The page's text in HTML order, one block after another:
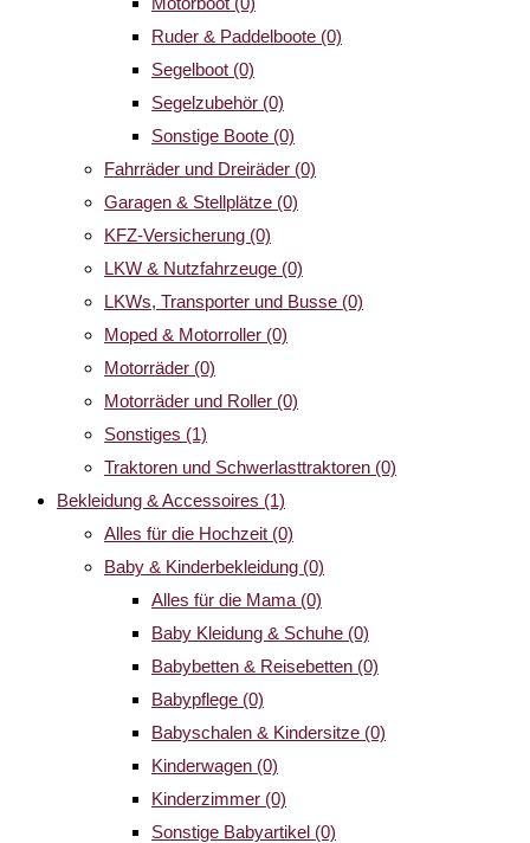
Ruder & Paddelboote (0)
Segelboot (0)
Segelzubehör (0)
Sonstige Boote (0)
Fahrräder und Dreiräder (0)
Garagen & Stellplätze (0)
KFZ-Versicherung (0)
LKW & Nutzfahrzeuge (0)
LKWs, Transporter und Busse (0)
Moped & Motorroller (0)
Motorräder (0)
Motorräder und Roller (0)
Sonstiges (1)
Traktoren und Schwerlasttraktoren (0)
Bekleidung & Accessoires (1)
Alles für die Hochzeit (0)
Baby & Kinderbekleidung (0)
Alles für die Mama (0)
Baby Kleidung & Schuhe (0)
Babybetten & Reisebetten (0)
Babypflege (0)
Babyschalen & Kindersitze (0)
Kinderwagen (0)
Kinderzimmer (0)
Sonstige Babyartikel (0)